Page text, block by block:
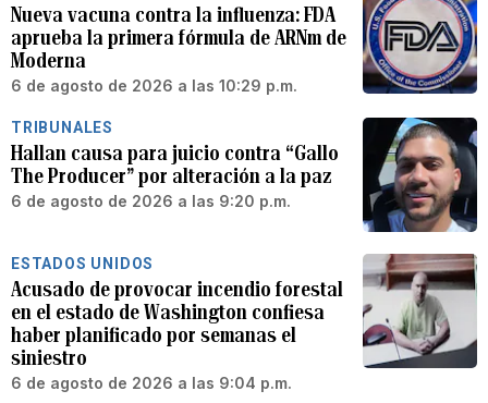
Nueva vacuna contra la influenza: FDA
aprueba la primera fórmula de ARNm de
Moderna
6 de agosto de 2026 a las 10:29 p.m.
TRIBUNALES
Hallan causa para juicio contra “Gallo
The Producer” por alteración a la paz
6 de agosto de 2026 a las 9:20 p.m.
ESTADOS UNIDOS
Acusado de provocar incendio forestal
en el estado de Washington confiesa
haber planificado por semanas el
siniestro
6 de agosto de 2026 a las 9:04 p.m.